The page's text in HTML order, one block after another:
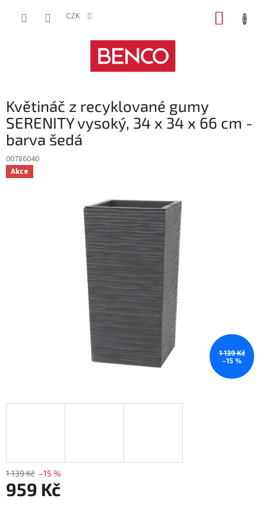
CZK
Květináč z recyklované gumy
SERENITY vysoký, 34 x 34 x 66 cm -
barva šedá
00786040
Akce
1 139 Kč
–15 %
1 139 Kč –15 %
959 Kč